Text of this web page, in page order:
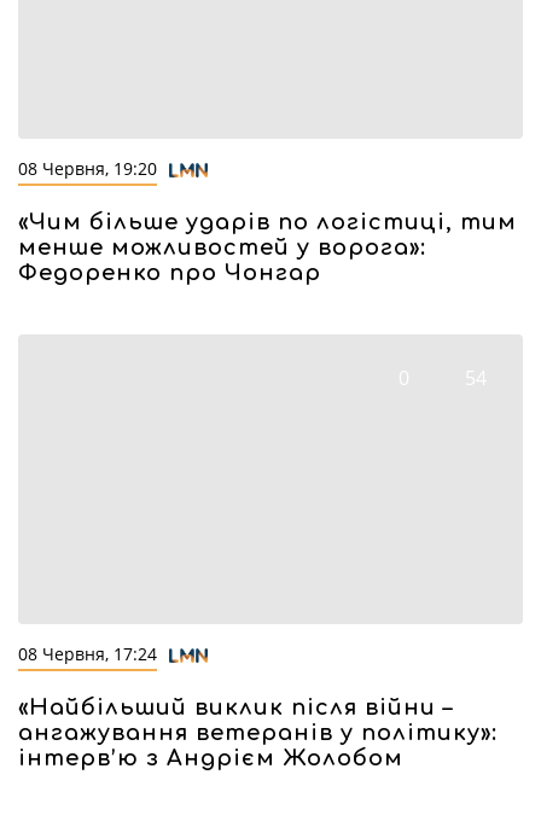
08 Червня, 19:20
«Чим більше ударів по логістиці, тим
менше можливостей у ворога»:
Федоренко про Чонгар
0 54
08 Червня, 17:24
«Найбільший виклик після війни –
ангажування ветеранів у політику»:
інтерв’ю з Андрієм Жолобом